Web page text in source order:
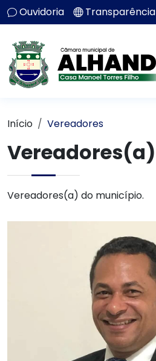
Ouvidoria Transparência
Início Vereadores
Vereadores(a)
Vereadores(a) do município.